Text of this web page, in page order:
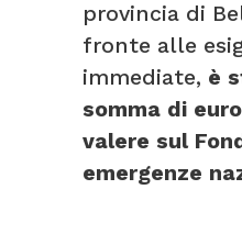
provincia di
fronte alle
immediate, è
somma di
valere sul
emergenze